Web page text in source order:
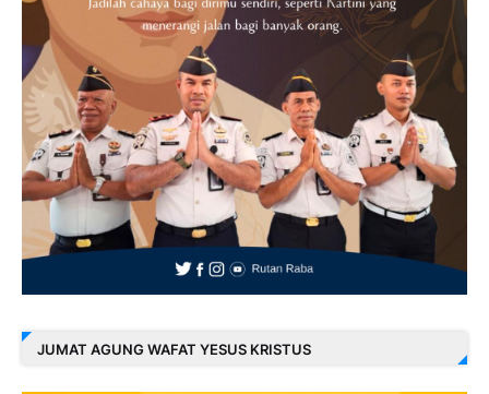
JUMAT AGUNG WAFAT YESUS KRISTUS